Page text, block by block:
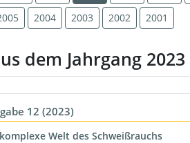
2004 2003 2002 2001
dem Jahrgang 2023
12 (2023)
Welt des Schweißrauchs